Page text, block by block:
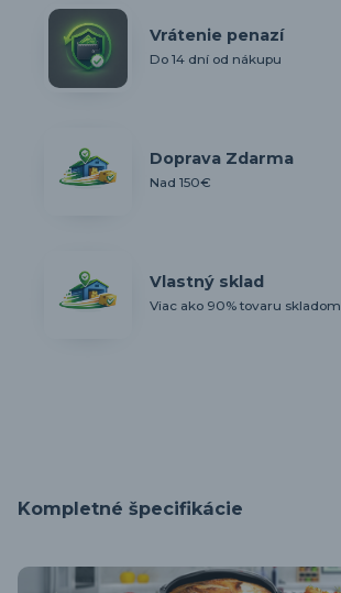
Vrátenie penazí
Do 14 dní od nákupu
Doprava Zdarma
Nad 150€
Vlastný sklad
Viac ako 90% tovaru skladom
Kompletné špecifikácie